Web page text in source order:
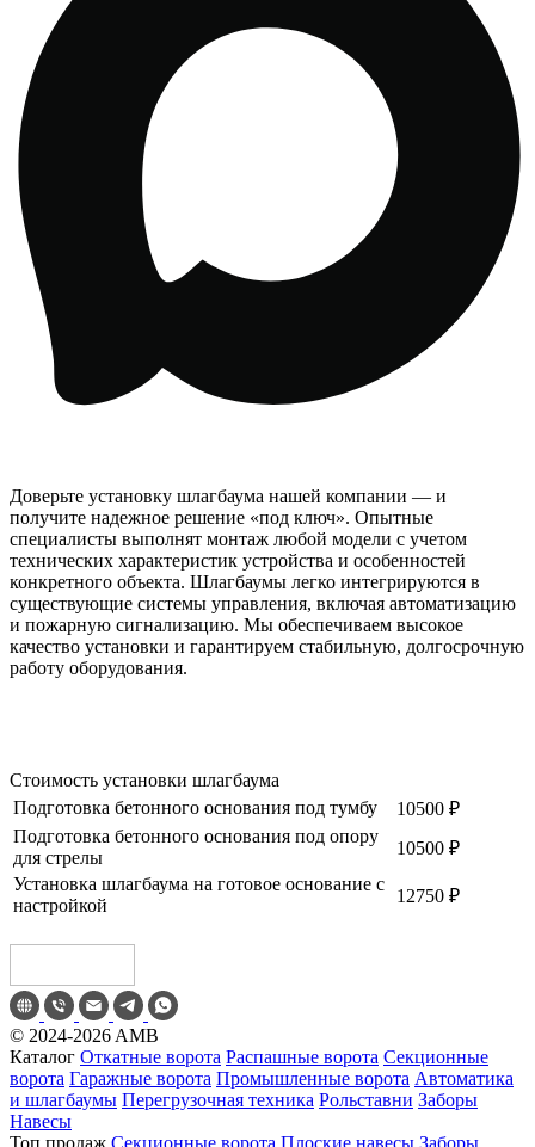
Доверьте установку шлагбаума нашей компании — и
получите надежное решение «под ключ». Опытные
специалисты выполнят монтаж любой модели с учетом
технических характеристик устройства и особенностей
конкретного объекта. Шлагбаумы легко интегрируются в
существующие системы управления, включая автоматизацию
и пожарную сигнализацию. Мы обеспечиваем высокое
качество установки и гарантируем стабильную, долгосрочную
работу оборудования.
Стоимость установки шлагбаума
Подготовка бетонного основания под тумбу
10500 ₽
Подготовка бетонного основания под опору
для стрелы
10500 ₽
Установка шлагбаума на готовое основание с
настройкой
12750 ₽
© 2024-2026 AMB
Каталог Откатные ворота Распашные ворота Секционные
ворота Гаражные ворота Промышленные ворота Автоматика
и шлагбаумы Перегрузочная техника Рольставни Заборы
Навесы
Топ продаж Секционные ворота Плоские навесы Заборы